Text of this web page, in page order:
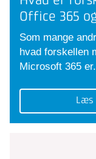
Office 365
Som mange
hvad forskellen
Microsoft 365
Læs